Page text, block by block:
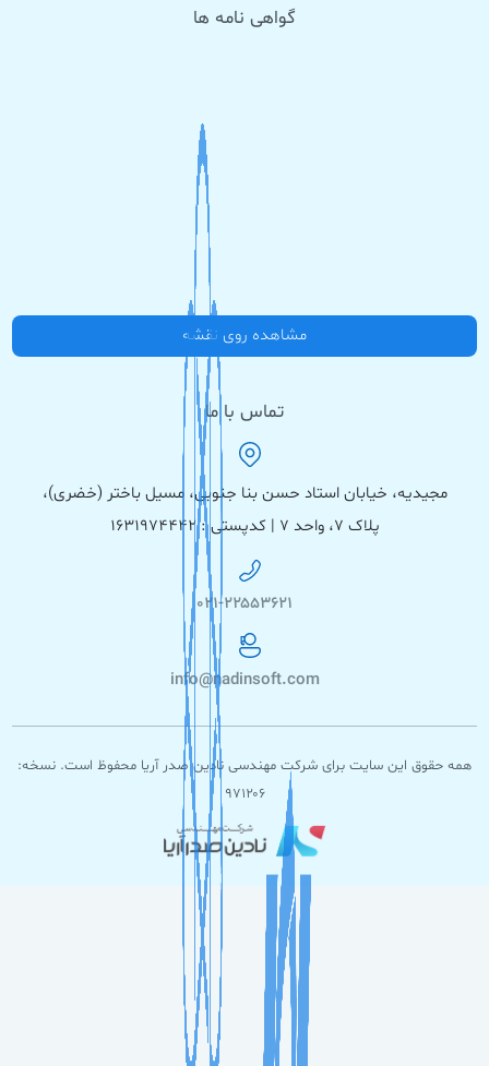
گواهی نامه ها
مشاهده روی نقشه
تماس با ما
مجیدیه، خیابان استاد حسن بنا جنوبی، مسیل باختر (خضری)،
پلاک ۷، واحد ۷ | کدپستی : ۱۶۳۱۹۷۴۴۴۲
۰۲۱-۲۲۵۵۳۶۲۱
info@nadinsoft.com
همه حقوق این سایت برای شرکت مهندسی نادین صدر آریا محفوظ است. نسخه:
۹۷۱۲۰۶